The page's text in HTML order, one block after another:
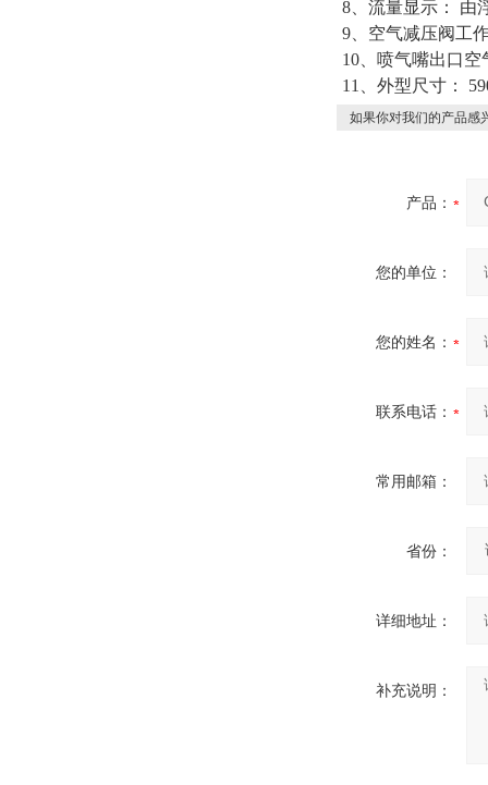
8、流量显示： 由
9、空气减压阀工
10、喷气嘴出口空
11、外型尺寸：
如果你对我们的产品感
产品：
您的单位：
您的姓名：
联系电话：
常用邮箱：
省份：
详细地址：
补充说明：